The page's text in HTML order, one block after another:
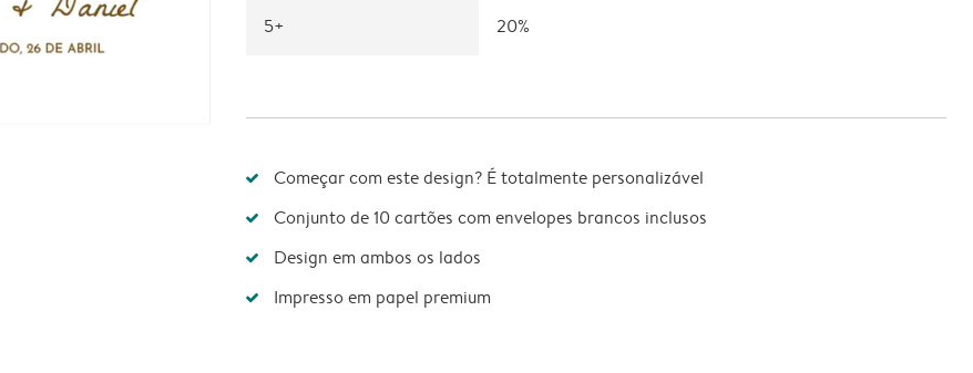
5+ 20%
Começar com este design? É totalmente personalizável
Conjunto de 10 cartões com envelopes brancos inclusos
Design em ambos os lados
Impresso em papel premium